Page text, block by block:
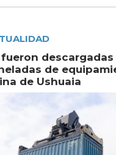
fueron descargadas
de
de Ushuaia